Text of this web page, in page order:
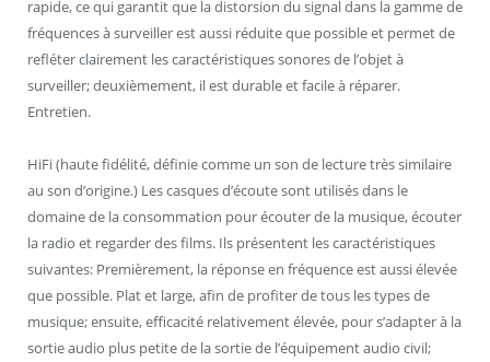
rapide, ce qui garantit que la distorsion du signal dans la gamme de
fréquences à surveiller est aussi réduite que possible et permet de
refléter clairement les caractéristiques sonores de l’objet à
surveiller; deuxièmement, il est durable et facile à réparer.
Entretien.
HiFi (haute fidélité, définie comme un son de lecture très similaire
au son d’origine.) Les casques d’écoute sont utilisés dans le
domaine de la consommation pour écouter de la musique, écouter
la radio et regarder des films. Ils présentent les caractéristiques
suivantes: Premièrement, la réponse en fréquence est aussi élevée
que possible. Plat et large, afin de profiter de tous les types de
musique; ensuite, efficacité relativement élevée, pour s’adapter à la
sortie audio plus petite de la sortie de l’équipement audio civil;